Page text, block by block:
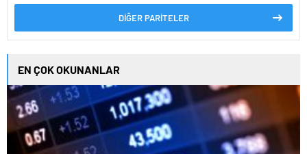
DİĞER PARİTELER
EN ÇOK OKUNANLAR